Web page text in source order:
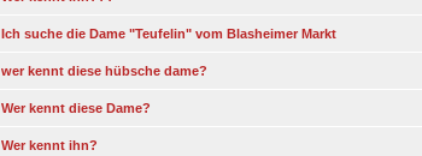
Ich suche die Dame "Teufelin" vom Blasheimer Markt
wer kennt diese hübsche dame?
Wer kennt diese Dame?
Wer kennt ihn?